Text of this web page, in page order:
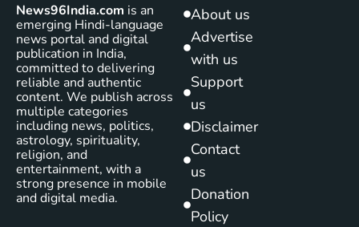
News96India.com is an
emerging Hindi-language
news portal and digital
publication in India,
committed to delivering
reliable and authentic
content. We publish across
multiple categories
including news, politics,
astrology, spirituality,
religion, and
entertainment, with a
strong presence in mobile
and digital media.
About us
Advertise
with us
Support
us
Disclaimer
Contact
us
Donation
Policy